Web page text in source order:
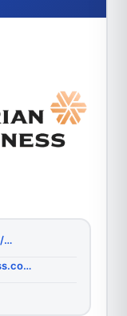
https://kz.siberianhealth.com/ru/
https://kz.siberianwellness.com/kz-ru/login/?backLink=/login/?